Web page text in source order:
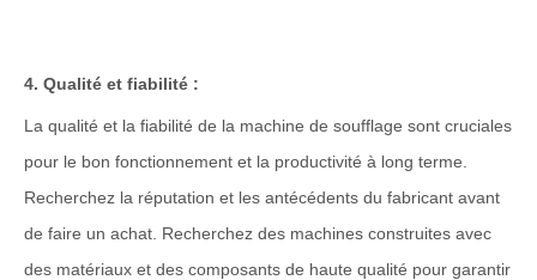
4. Qualité et fiabilité :
La qualité et la fiabilité de la machine de soufflage sont cruciales
pour le bon fonctionnement et la productivité à long terme.
Recherchez la réputation et les antécédents du fabricant avant
de faire un achat. Recherchez des machines construites avec
des matériaux et des composants de haute qualité pour garantir